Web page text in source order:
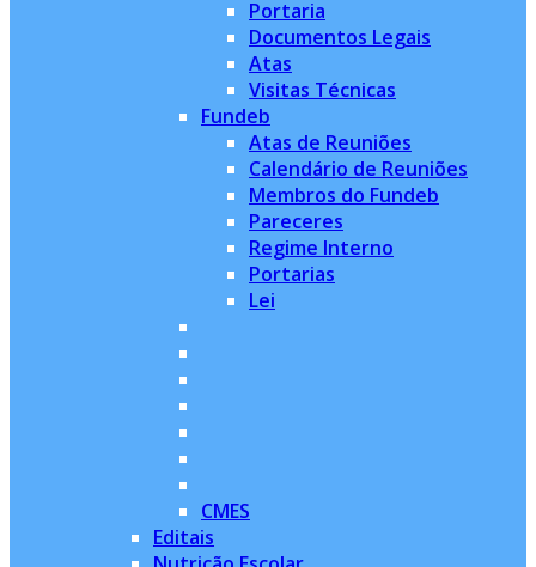
Portaria
Documentos Legais
Atas
Visitas Técnicas
Fundeb
Atas de Reuniões
Calendário de Reuniões
Membros do Fundeb
Pareceres
Regime Interno
Portarias
Lei
CMES
Editais